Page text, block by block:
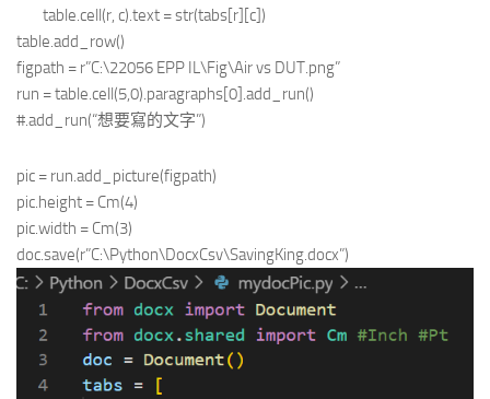
table.cell(r, c).text = str(tabs[r][c])
table.add_row()
figpath = r”C:\22056 EPP IL\Fig\Air vs DUT.png”
run = table.cell(5,0).paragraphs[0].add_run()
#.add_run(“想要寫的文字”)
pic = run.add_picture(figpath)
pic.height = Cm(4)
pic.width = Cm(3)
doc.save(r”C:\Python\DocxCsv\SavingKing.docx”)